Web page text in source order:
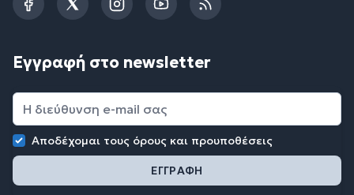
FacebookTwitterInstagramYouTubeRSS
Εγγραφή στο newsletter
Αποδέχομαι τους όρους και προυποθέσεις